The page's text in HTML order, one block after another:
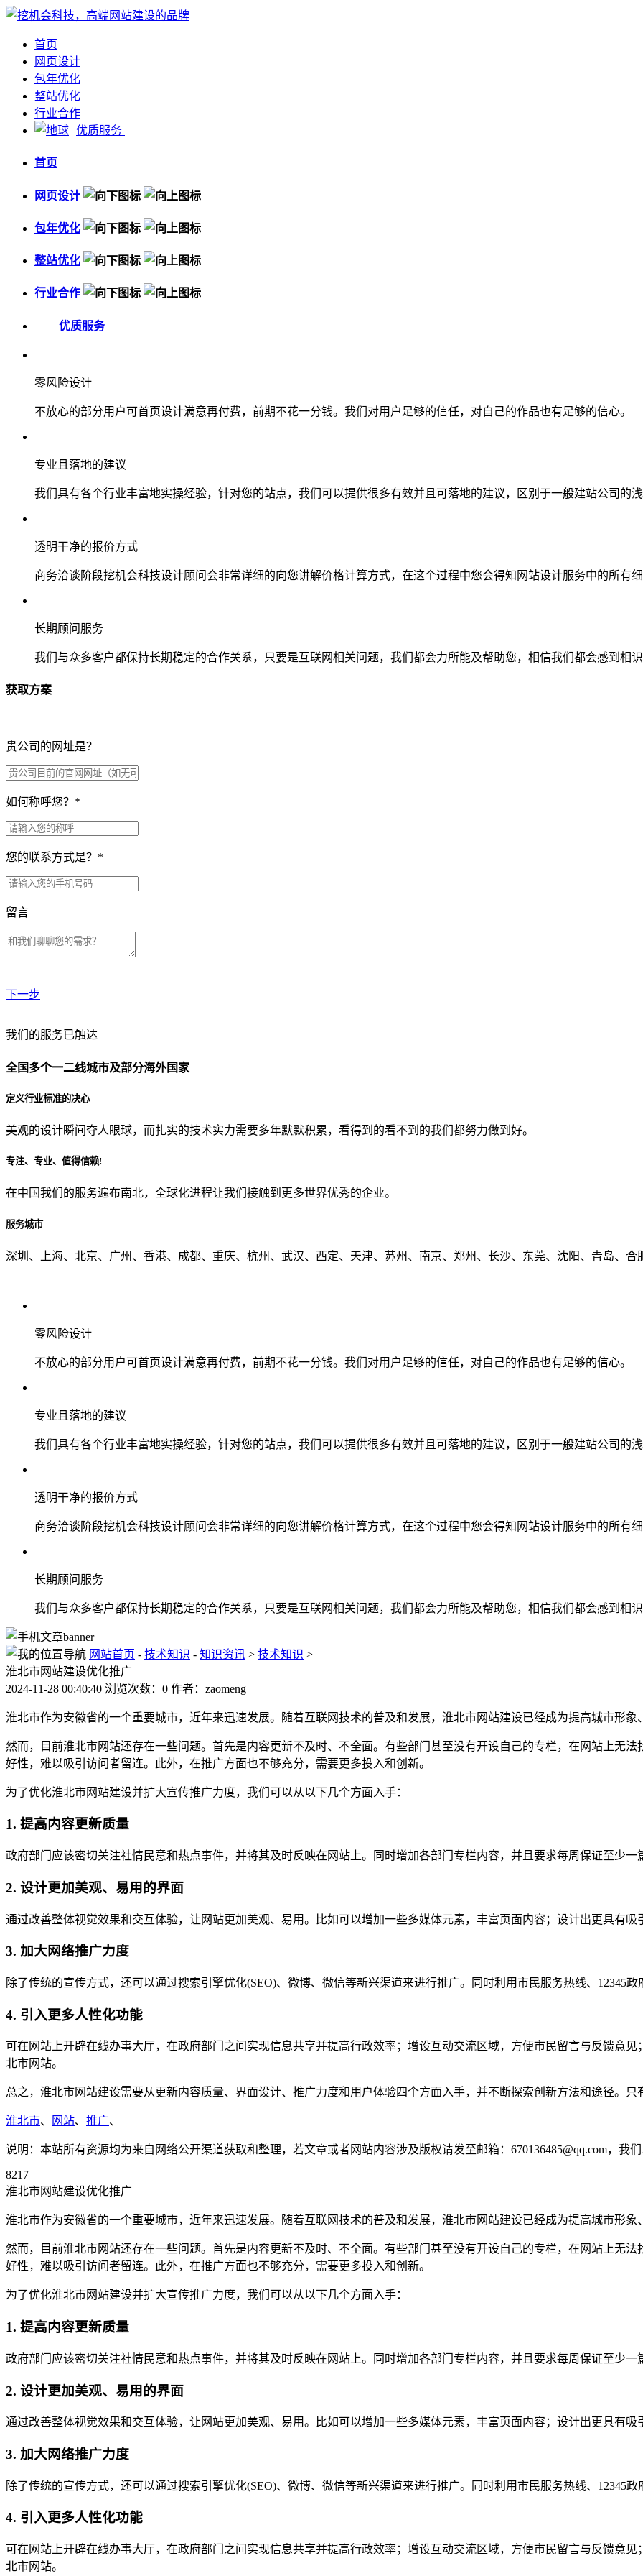
首页
网页设计
包年优化
整站优化
行业合作
优质服务
首页
网页设计
包年优化
整站优化
行业合作
优质服务
零风险设计
不放心的部分用户可首页设计满意再付费，前期不花一分钱。我们对用户足够的信任，对自己的作品也有足够的信心。
专业且落地的建议
我们具有各个行业丰富地实操经验，针对您的站点，我们可以提供很多有效并且可落地的建议，区别于一般建站公司的
透明干净的报价方式
商务洽谈阶段挖机会科技设计顾问会非常详细的向您讲解价格计算方式，在这个过程中您会得知网站设计服务中的所有
长期顾问服务
我们与众多客户都保持长期稳定的合作关系，只要是互联网相关问题，我们都会力所能及帮助您，相信我们都会感到相
获取方案
贵公司的网址是？
如何称呼您？ *
您的联系方式是？ *
留言
下一步
贵公司预算范围是？
贵公司的团队规模是？
从哪里了解到我们？
我们的服务已触达
全国多个一二线城市及部分海外国家
定义行业标准的决心
美观的设计瞬间夺人眼球，而扎实的技术实力需要多年默默积累，看得到的看不到的我们都努力做到好。
专注、专业、值得信赖!
在中国我们的服务遍布南北，全球化进程让我们接触到更多世界优秀的企业。
服务城市
深圳、上海、北京、广州、香港、成都、重庆、杭州、武汉、西定、天津、苏州、南京、郑州、长沙、东莞、沈阳、青岛、合
零风险设计
不放心的部分用户可首页设计满意再付费，前期不花一分钱。我们对用户足够的信任，对自己的作品也有足够的信心。
专业且落地的建议
我们具有各个行业丰富地实操经验，针对您的站点，我们可以提供很多有效并且可落地的建议，区别于一般建站公司的
透明干净的报价方式
商务洽谈阶段挖机会科技设计顾问会非常详细的向您讲解价格计算方式，在这个过程中您会得知网站设计服务中的所有
长期顾问服务
我们与众多客户都保持长期稳定的合作关系，只要是互联网相关问题，我们都会力所能及帮助您，相信我们都会感到相
网站首页 - 技术知识 - 知识资讯 > 技术知识 >
淮北市网站建设优化推广
2024-11-28 00:40:40 浏览次数：0 作者：zaomeng
淮北市作为安徽省的一个重要城市，近年来迅速发展。随着互联网技术的普及和发展，淮北市网站建设已经成为提高城市形
然而，目前淮北市网站还存在一些问题。首先是内容更新不及时、不全面。有些部门甚至没有开设自己的专栏，在网站上无
好性，难以吸引访问者留连。此外，在推广方面也不够充分，需要更多投入和创新。
为了优化淮北市网站建设并扩大宣传推广力度，我们可以从以下几个方面入手：
1. 提高内容更新质量
政府部门应该密切关注社情民意和热点事件，并将其及时反映在网站上。同时增加各部门专栏内容，并且要求每周保证至少一
2. 设计更加美观、易用的界面
通过改善整体视觉效果和交互体验，让网站更加美观、易用。比如可以增加一些多媒体元素，丰富页面内容；设计出更具有吸
3. 加大网络推广力度
除了传统的宣传方式，还可以通过搜索引擎优化(SEO)、微博、微信等新兴渠道来进行推广。同时利用市民服务热线、12345
4. 引入更多人性化功能
可在网站上开辟在线办事大厅，在政府部门之间实现信息共享并提高行政效率；增设互动交流区域，方便市民留言与反馈意
北市网站。
总之，淮北市网站建设需要从更新内容质量、界面设计、推广力度和用户体验四个方面入手，并不断探索创新方法和途径。
淮北市、 网站、 推广、
说明：本站所有资源均为来自网络公开渠道获取和整理，若文章或者网站内容涉及版权请发至邮箱：670136485@qq.com，我
8217
淮北市网站建设优化推广
淮北市作为安徽省的一个重要城市，近年来迅速发展。随着互联网技术的普及和发展，淮北市网站建设已经成为提高城市形
然而，目前淮北市网站还存在一些问题。首先是内容更新不及时、不全面。有些部门甚至没有开设自己的专栏，在网站上无
好性，难以吸引访问者留连。此外，在推广方面也不够充分，需要更多投入和创新。
为了优化淮北市网站建设并扩大宣传推广力度，我们可以从以下几个方面入手：
1. 提高内容更新质量
政府部门应该密切关注社情民意和热点事件，并将其及时反映在网站上。同时增加各部门专栏内容，并且要求每周保证至少一
2. 设计更加美观、易用的界面
通过改善整体视觉效果和交互体验，让网站更加美观、易用。比如可以增加一些多媒体元素，丰富页面内容；设计出更具有吸
3. 加大网络推广力度
除了传统的宣传方式，还可以通过搜索引擎优化(SEO)、微博、微信等新兴渠道来进行推广。同时利用市民服务热线、12345
4. 引入更多人性化功能
可在网站上开辟在线办事大厅，在政府部门之间实现信息共享并提高行政效率；增设互动交流区域，方便市民留言与反馈意
北市网站。